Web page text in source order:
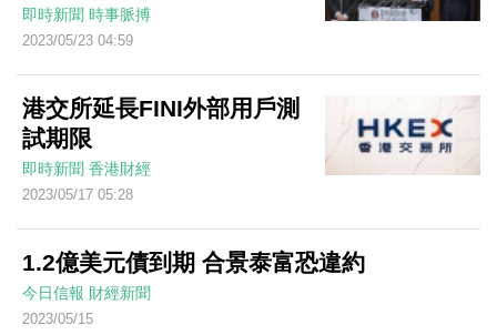
即時新聞 時事脈搏
2023/05/23 04:59
港交所延長FINI外部用戶測
試期限
即時新聞 香港財經
2023/05/17 05:28
1.2億美元債到期 合景泰富恐違約
今日信報 財經新聞
2023/05/15